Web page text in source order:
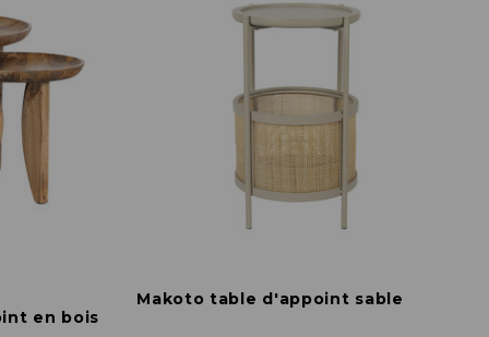
en bois
Makoto table d'appoint sable